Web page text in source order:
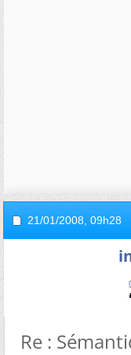
21/01/2008, 09h28
Re :